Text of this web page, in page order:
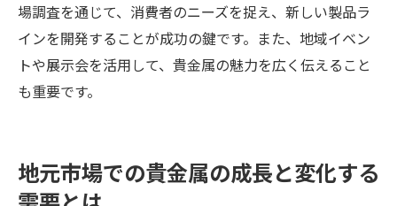
場調査を通じて、消費者のニーズを捉え、新しい製品ラ
インを開発することが成功の鍵です。また、地域イベン
トや展示会を活用して、貴金属の魅力を広く伝えること
も重要です。
地元市場での貴金属の成長と変化する